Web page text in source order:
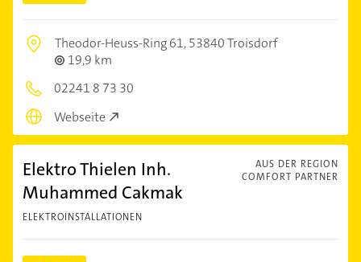
Theodor-Heuss-Ring 61,53840 Troisdorf
19,9 km
02241 8 73 30
Webseite
AUS DER REGION
COMFORT PARTNER
Elektro Thielen Inh.
Muhammed Cakmak
ELEKTROINSTALLATIONEN